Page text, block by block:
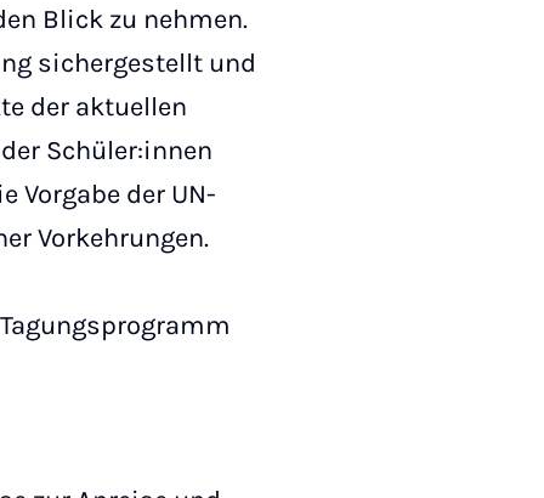
Blick zu nehmen.
sichergestellt und
der aktuellen
Schüler:innen
Vorgabe der UN-
Vorkehrungen.